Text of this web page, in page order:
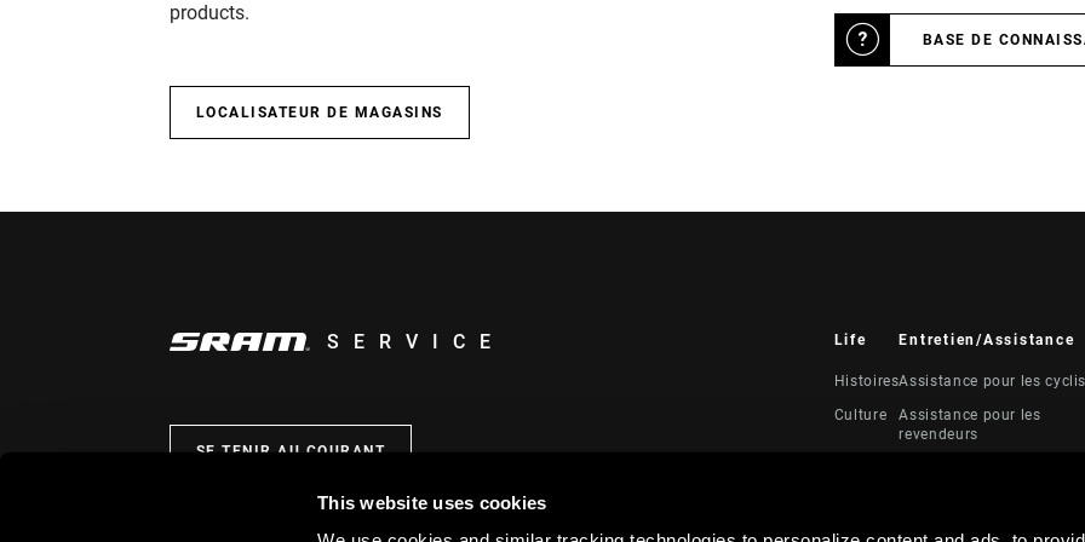
This website uses cookies
products.
LOCALISATEUR DE MAGASINS
BASE DE
SERVICE
SE TENIR AU COURANT
Life
Histoires
Culture
Entretien/Assistance
Assistance pour les
Assistance pour les
revendeurs